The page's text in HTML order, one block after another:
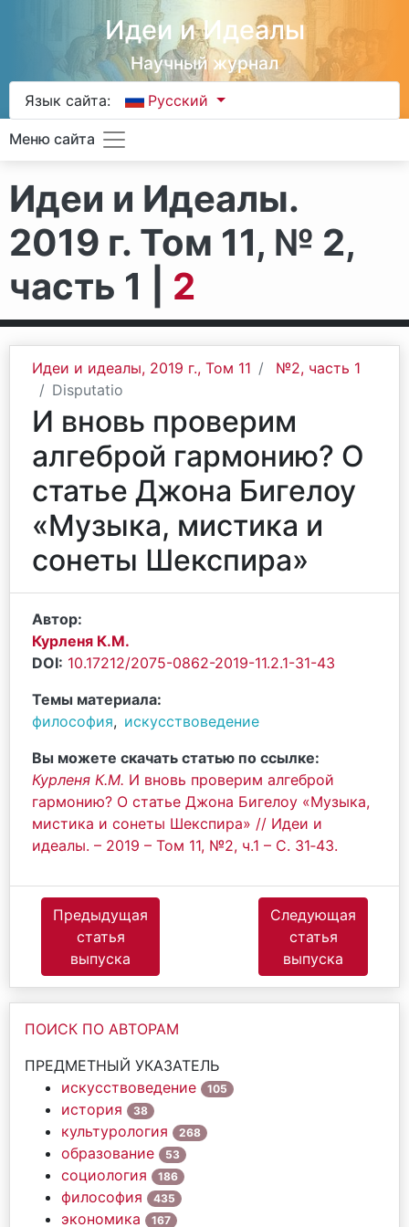
Идеи и Идеалы
Научный журнал
Язык сайта: Русский
Меню сайта
Идеи и Идеалы.
2019 г. Том 11, № 2,
часть 1 | 2
Идеи и идеалы, 2019 г., Том 11
№2, часть 1
Disputatio
И вновь проверим
алгеброй гармонию? О
статье Джона Бигелоу
«Музыка, мистика и
сонеты Шекспира»
Автор:
Курленя К.М.
DOI: 10.17212/2075-0862-2019-11.2.1-31-43
Темы материала:
философия, искусствоведение
Вы можете скачать статью по ссылке:
Курленя К.М. И вновь проверим алгеброй
гармонию? О статье Джона Бигелоу «Музыка,
мистика и сонеты Шекспира» // Идеи и
идеалы. – 2019 – Том 11, №2, ч.1 – С. 31‐43.
Предыдущая
статья
выпуска
Следующая
статья
выпуска
ПОИСК ПО АВТОРАМ
ПРЕДМЕТНЫЙ УКАЗАТЕЛЬ
искусствоведение
105
история 38
культурология 268
образование 53
социология 186
философия 435
экономика 167